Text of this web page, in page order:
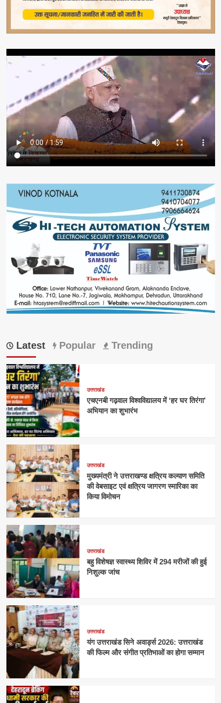
Latest Popular Trending
उत्तराखंड
एचएनबी गढ़वाल विश्वविद्यालय में ‘हर घर तिरंगा’
अभियान का शुभारंभ
उत्तराखंड
मुख्यमंत्री ने उत्तराखण्ड क्षत्रिय कल्याण समिति
की वेबसाइट एवं क्षत्रिय जागरण स्मारिका का
किया विमोचन
उत्तराखंड
बहु विशेषज्ञ स्वास्थ्य शिविर में 294 मरीजों की हुई
निशुल्क जांच
उत्तराखंड
यंग उत्तराखंड सिने अवार्ड्स 2026: उत्तराखंड
की फिल्म और संगीत प्रतिभाओं का होगा सम्मान